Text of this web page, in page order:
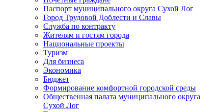
Паспорт муниципального округа Сухой Лог
Город Трудовой Доблести и Славы
Служба по контракту
Жителям и гостям города
Национальные проекты
Туризм
Для бизнеса
Экономика
Бюджет
Формирование комфортной городской среды
Общественная палата муниципального округа
Сухой Лог